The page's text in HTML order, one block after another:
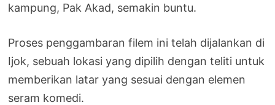
kampung, Pak Akad, semakin buntu.
Proses penggambaran filem ini telah dijalankan di
Ijok, sebuah lokasi yang dipilih dengan teliti untuk
memberikan latar yang sesuai dengan elemen
seram komedi.